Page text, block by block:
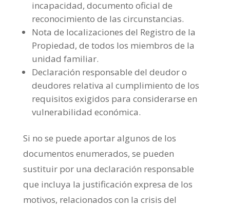
incapacidad, documento oficial de
reconocimiento de las circunstancias.
Nota de localizaciones del Registro de la
Propiedad, de todos los miembros de la
unidad familiar.
Declaración responsable del deudor o
deudores relativa al cumplimiento de los
requisitos exigidos para considerarse en
vulnerabilidad económica.
Si no se puede aportar algunos de los
documentos enumerados, se pueden
sustituir por una declaración responsable
que incluya la justificación expresa de los
motivos, relacionados con la crisis del